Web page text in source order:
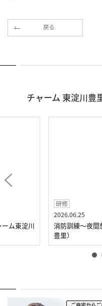
戻る
チャーム 東淀川豊
ム東淀川
研修
2026.06.25
消防訓練～夜間
豊里）